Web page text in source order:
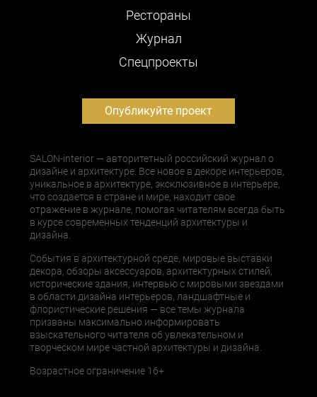
Рестораны
Журнал
Cпецпроекты
Опубликуйте проект
SALON-interior — авторитетный российский журнал о
дизайне и архитектуре. Все новое в декоре интерьеров,
уникальное в архитектуре, эксклюзивное в интерьере,
что создается в стране и мире, находит свое
отражение в журнале, помогая читателям всегда быть
в курсе современных тенденций архитектуры и
дизайна.
События в архитектурной среде, мировые выставки
декора, обзоры аксессуаров, архитектурных стилей,
исторические здания, интервью с мировыми звездами
в области дизайна интерьеров, ландшафтные и
флористические решения — все темы журнала
призваны максимально информировать
взыскательного читателя об увлекательном и
творческом мире частной архитектуры и дизайна.
Возрастное ограничение 16+